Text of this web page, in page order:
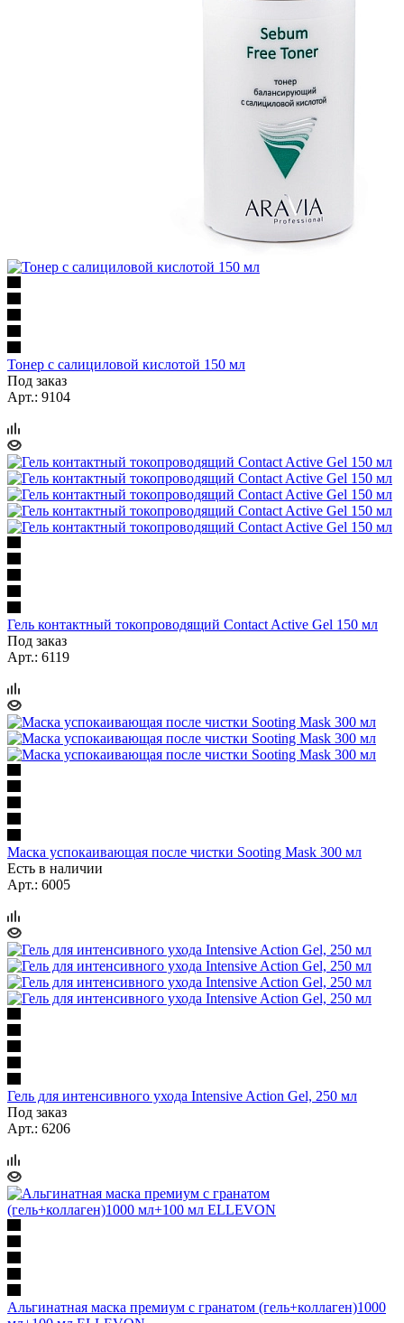
Тонер с салициловой кислотой 150 мл
Под заказ
Арт.: 9104
Гель контактный токопроводящий Contact Active Gel 150 мл
Под заказ
Арт.: 6119
Маска успокаивающая после чистки Sooting Mask 300 мл
Есть в наличии
Арт.: 6005
Гель для интенсивного ухода Intensive Action Gel, 250 мл
Под заказ
Арт.: 6206
Альгинатная маска премиум с гранатом (гель+коллаген)1000